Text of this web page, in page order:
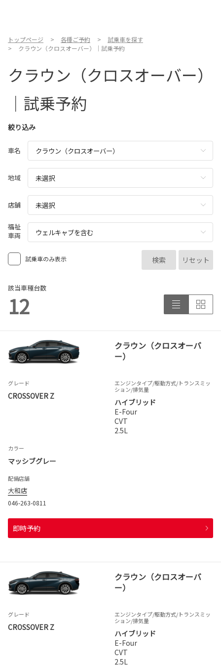
新車を探す
地域応援活動
企業情報
採用情報
24時間,365日対応
0800-080-5365
トップページ 各種ご予約
試乗車を探す
クラウン（クロスオーバー）｜試乗予約
クラウン（クロスオーバー）
｜試乗予約
絞り込み
車名
地域
店舗
福祉
車両
試乗車のみ表示 検索 リセット
該当車種台数
12
クラウン（クロスオーバ
ー）
グレード
CROSSOVER Z
エンジンタイプ/駆動方式/トランスミッ
ション/排気量
ハイブリッド
E-Four
CVT
2.5L
カラー
マッシブグレー
配備店舗
大和店
046-263-0811
即時予約
クラウン（クロスオーバ
ー）
グレード
CROSSOVER Z
エンジンタイプ/駆動方式/トランスミッ
ション/排気量
ハイブリッド
E-Four
CVT
2.5L